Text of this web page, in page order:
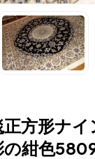
方形ナ
の紺色